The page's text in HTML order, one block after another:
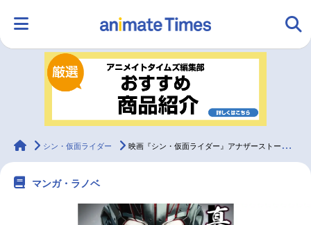
ランキング アニメ
ラジオ みんなの声
animateTimes
シン・仮面ライダー 映画『シン・仮面ライダー』アナザーストーリー漫画 脚本・山田胡瓜×作画・藤村緋二 対談
マンガ・ラノベ